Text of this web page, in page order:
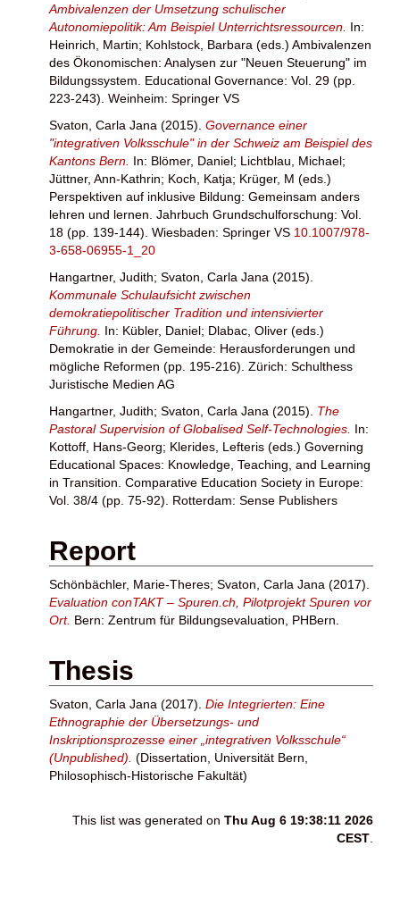
Ambivalenzen der Umsetzung schulischer
Autonomiepolitik: Am Beispiel Unterrichtsressourcen. In:
Heinrich, Martin; Kohlstock, Barbara (eds.) Ambivalenzen
des Ökonomischen: Analysen zur "Neuen Steuerung" im
Bildungssystem. Educational Governance: Vol. 29 (pp.
223-243). Weinheim: Springer VS
Svaton, Carla Jana (2015). Governance einer
"integrativen Volksschule" in der Schweiz am Beispiel des
Kantons Bern. In: Blömer, Daniel; Lichtblau, Michael;
Jüttner, Ann-Kathrin; Koch, Katja; Krüger, M (eds.)
Perspektiven auf inklusive Bildung: Gemeinsam anders
lehren und lernen. Jahrbuch Grundschulforschung: Vol.
18 (pp. 139-144). Wiesbaden: Springer VS 10.1007/978-
3-658-06955-1_20
Hangartner, Judith; Svaton, Carla Jana (2015).
Kommunale Schulaufsicht zwischen
demokratiepolitischer Tradition und intensivierter
Führung. In: Kübler, Daniel; Dlabac, Oliver (eds.)
Demokratie in der Gemeinde: Herausforderungen und
mögliche Reformen (pp. 195-216). Zürich: Schulthess
Juristische Medien AG
Hangartner, Judith; Svaton, Carla Jana (2015). The
Pastoral Supervision of Globalised Self-Technologies. In:
Kottoff, Hans-Georg; Klerides, Lefteris (eds.) Governing
Educational Spaces: Knowledge, Teaching, and Learning
in Transition. Comparative Education Society in Europe:
Vol. 38/4 (pp. 75-92). Rotterdam: Sense Publishers
Report
Schönbächler, Marie-Theres; Svaton, Carla Jana (2017).
Evaluation conTAKT – Spuren.ch, Pilotprojekt Spuren vor
Ort. Bern: Zentrum für Bildungsevaluation, PHBern.
Thesis
Svaton, Carla Jana (2017). Die Integrierten: Eine
Ethnographie der Übersetzungs- und
Inskriptionsprozesse einer „integrativen Volksschule“
(Unpublished). (Dissertation, Universität Bern,
Philosophisch-Historische Fakultät)
This list was generated on Thu Aug 6 19:38:11 2026
CEST